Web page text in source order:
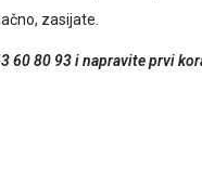
zasijate.
60 80 93 i napravite prvi